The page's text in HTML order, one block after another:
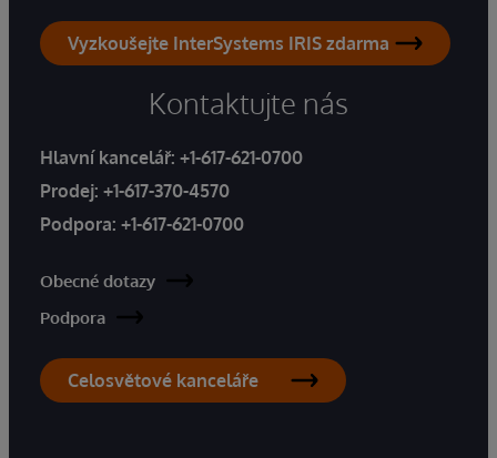
Vyzkoušejte InterSystems IRIS zdarma
Kontaktujte nás
Hlavní kancelář: +1-617-621-0700
Prodej: +1-617-370-4570
Podpora: +1-617-621-0700
Obecné dotazy
Podpora
Celosvětové kanceláře